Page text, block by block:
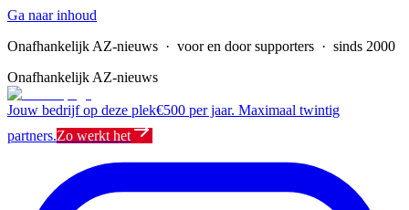
Ga naar inhoud
Onafhankelijk AZ-nieuws · voor en door supporters · sinds 2000
Onafhankelijk AZ-nieuws
Jouw bedrijf op deze plek€500 per jaar. Maximaal twintig
partners.Zo werkt het